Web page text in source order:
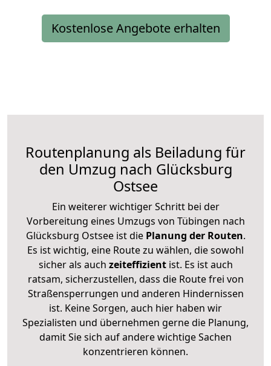
Kostenlose Angebote erhalten
Routenplanung als Beiladung für
den Umzug nach Glücksburg
Ostsee
Ein weiterer wichtiger Schritt bei der
Vorbereitung eines Umzugs von Tübingen nach
Glücksburg Ostsee ist diePlanung der Routen.
Es ist wichtig, eine Route zu wählen, die sowohl
sicher als auch zeiteffizientist. Es ist auch
ratsam, sicherzustellen, dass die Route frei von
Straßensperrungen und anderen Hindernissen
ist. Keine Sorgen, auch hier haben wir
Spezialisten und übernehmen gerne die Planung,
damit Sie sich auf andere wichtige Sachen
konzentrieren können.